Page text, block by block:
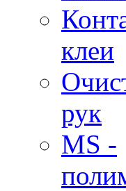
клеи
рук
MS -